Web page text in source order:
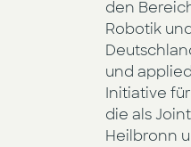
den
Robotik
und
Initiative
die als
Heilbronn